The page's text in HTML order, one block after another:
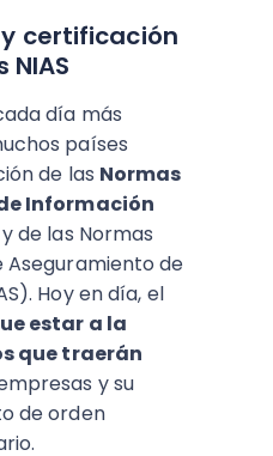
certificación
NIAS
día más
países
de las Normas
Información
y de las Normas
de
Hoy en día, el
estar a la
que traerán
y su
de orden